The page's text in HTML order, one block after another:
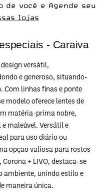
- Caraiva
versátil,
e generoso, situando-
Com linhas finas e ponte
modelo oferece lentes de
matéria-prima nobre,
maleável. Versátil e
para uso diário ou
opção valiosa para rostos
+ LIVO, destaca-se
ambiente, unindo estilo e
maneira única.
confortável para o dia a dia.
você e Agende seu
lojas